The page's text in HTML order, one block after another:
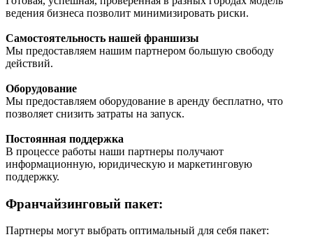
ведения бизнеса позволит минимизировать риски.
Самостоятельность нашей франшизы
Мы предоставляем нашим партнером большую свободу
действий.
Оборудование
Мы предоставляем оборудование в аренду бесплатно, что
позволяет снизить затраты на запуск.
Постоянная поддержка
В процессе работы наши партнеры получают
информационную, юридическую и маркетинговую
поддержку.
Франчайзинговый пакет:
Партнеры могут выбрать оптимальный для себя пакет: